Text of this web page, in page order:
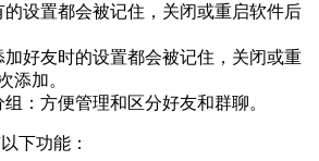
设置都会被记住，关闭或重启软件后
好友时的设置都会被记住，关闭或重
添加。
：方便管理和区分好友和群聊。
下功能：